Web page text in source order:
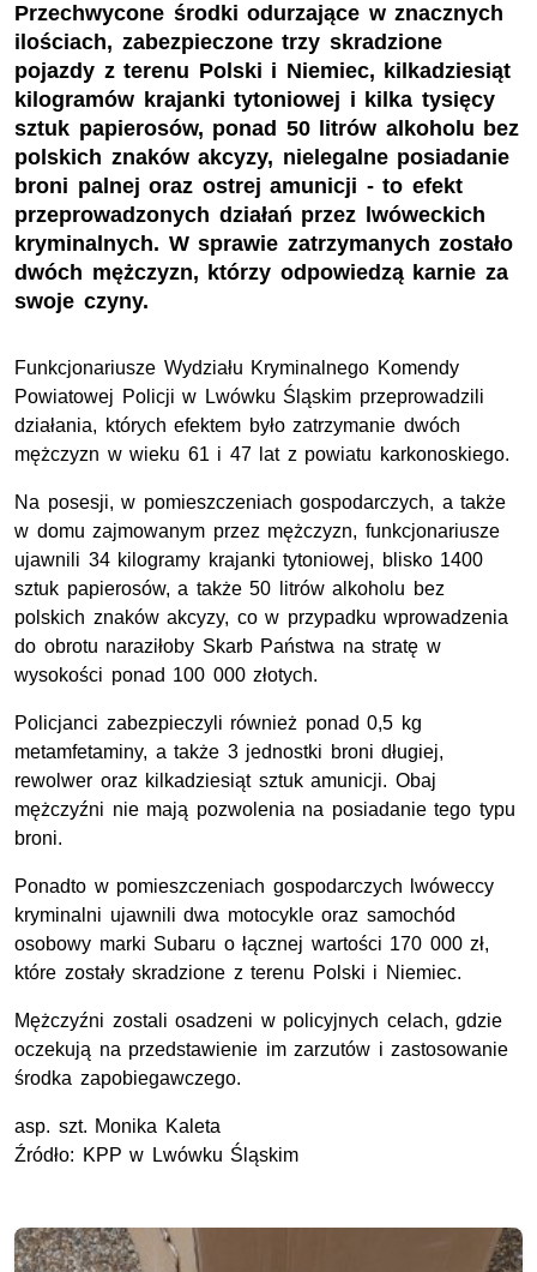
Przechwycone środki odurzające w znacznych
ilościach, zabezpieczone trzy skradzione
pojazdy z terenu Polski i Niemiec, kilkadziesiąt
kilogramów krajanki tytoniowej i kilka tysięcy
sztuk papierosów, ponad 50 litrów alkoholu bez
polskich znaków akcyzy, nielegalne posiadanie
broni palnej oraz ostrej amunicji - to efekt
przeprowadzonych działań przez lwóweckich
kryminalnych. W sprawie zatrzymanych zostało
dwóch mężczyzn, którzy odpowiedzą karnie za
swoje czyny.
Funkcjonariusze Wydziału Kryminalnego Komendy
Powiatowej Policji w Lwówku Śląskim przeprowadzili
działania, których efektem było zatrzymanie dwóch
mężczyzn w wieku 61 i 47 lat z powiatu karkonoskiego.
Na posesji, w pomieszczeniach gospodarczych, a także
w domu zajmowanym przez mężczyzn, funkcjonariusze
ujawnili 34 kilogramy krajanki tytoniowej, blisko 1400
sztuk papierosów, a także 50 litrów alkoholu bez
polskich znaków akcyzy, co w przypadku wprowadzenia
do obrotu naraziłoby Skarb Państwa na stratę w
wysokości ponad 100 000 złotych.
Policjanci zabezpieczyli również ponad 0,5 kg
metamfetaminy, a także 3 jednostki broni długiej,
rewolwer oraz kilkadziesiąt sztuk amunicji. Obaj
mężczyźni nie mają pozwolenia na posiadanie tego typu
broni.
Ponadto w pomieszczeniach gospodarczych lwóweccy
kryminalni ujawnili dwa motocykle oraz samochód
osobowy marki Subaru o łącznej wartości 170 000zł,
które zostały skradzione z terenu Polski i Niemiec.
Mężczyźni zostali osadzeni w policyjnych celach, gdzie
oczekują na przedstawienie im zarzutów i zastosowanie
środka zapobiegawczego.
asp. szt. Monika Kaleta
Źródło: KPP w Lwówku Śląskim